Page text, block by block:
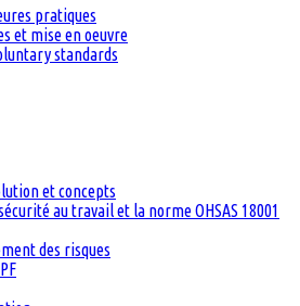
pratiques
et mise en oeuvre
standards
et concepts
au travail et la norme OHSAS 18001
des risques